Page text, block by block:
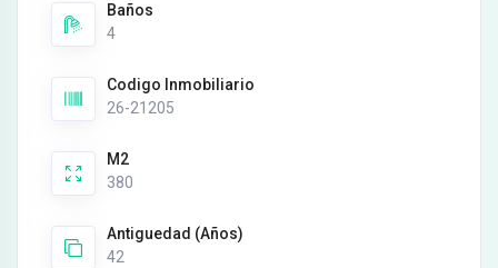
Baños
4
Codigo Inmobiliario
26-21205
M2
380
Antiguedad (Años)
42